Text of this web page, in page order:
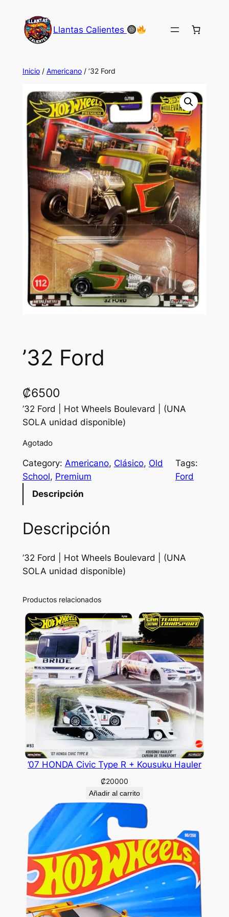
contenido
Llantas Calientes
Inicio/ Americano/ ’32 Ford
’32 Ford
₡6500
’32 Ford | Hot Wheels Boulevard | (UNA
SOLA unidad disponible)
Agotado
Category: Americano, Clásico, Old
School, Premium
Tags:
Ford
Descripción
Descripción
’32 Ford | Hot Wheels Boulevard | (UNA
SOLA unidad disponible)
Productos relacionados
’07 HONDA Civic Type R + Kousuku Hauler
₡20000
Añadir al carrito